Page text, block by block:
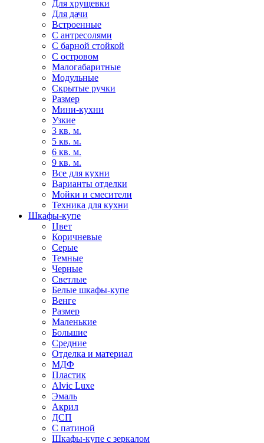
Для хрущевки
Для дачи
Встроенные
С антресолями
С барной стойкой
С островом
Малогабаритные
Модульные
Скрытые ручки
Размер
Мини-кухни
Узкие
3 кв. м.
5 кв. м.
6 кв. м.
9 кв. м.
Все для кухни
Варианты отделки
Мойки и смесители
Техника для кухни
Шкафы-купе
Цвет
Коричневые
Серые
Темные
Черные
Светлые
Белые шкафы-купе
Венге
Размер
Маленькие
Большие
Средние
Отделка и материал
МДФ
Пластик
Alvic Luxe
Эмаль
Акрил
ДСП
С патиной
Шкафы-купе с зеркалом